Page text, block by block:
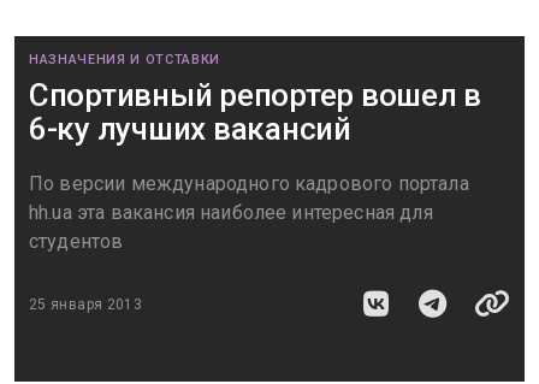
НАЗНАЧЕНИЯ И ОТСТАВКИ
Спортивный репортер вошел в
6-ку лучших вакансий
По версии международного кадрового портала
hh.ua эта вакансия наиболее интересная для
студентов
25 января 2013